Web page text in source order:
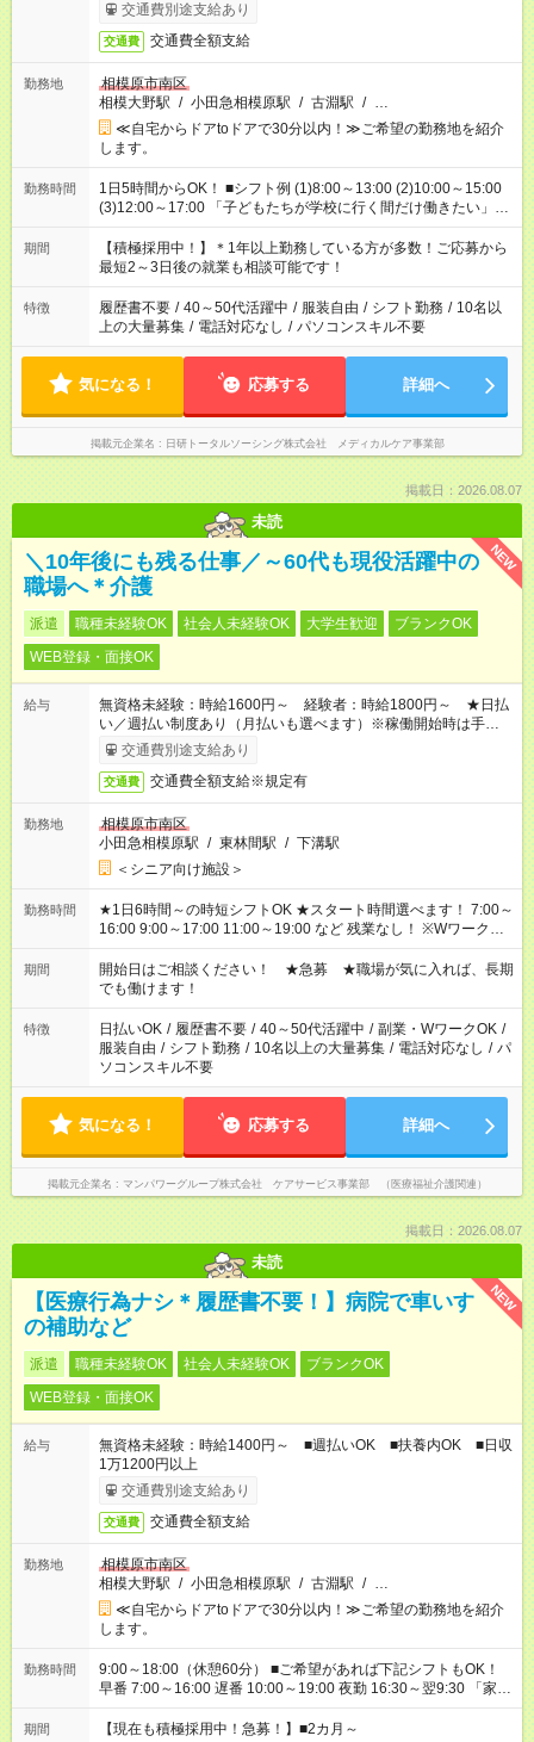
交通費別途支給あり
交通費 交通費全額支給
勤務地
相模原市南区
相模大野駅 / 小田急相模原駅 / 古淵駅 / …
≪自宅からドアtoドアで30分以内！≫ご希望の勤務地を紹介
します。
勤務時間
1日5時間からOK！ ■シフト例 (1)8:00～13:00 (2)10:00～15:00
(3)12:00～17:00 「子どもたちが学校に行く間だけ働きたい」
「余裕を持って夕飯の準備がしたい」 「午前中は働いて、午後
はプライベートの時間にしたい」 など、ご希望を教えてくださ
いね。 ※Wワーク希望の方へ 今ご覧のお仕事で希望する勤務時
間と、もう1つのお仕事の勤務時間。 合計で週40時間を超える
場合は応募できません。
期間
【積極採用中！】＊1年以上勤務している方が多数！ご応募から
最短2～3日後の就業も相談可能です！
特徴 履歴書不要 / 40～50代活躍中 / 服装自由 / シフト勤務 / 10名以
上の大量募集 / 電話対応なし / パソコンスキル不要
気になる！ 応募する 詳細へ
掲載元企業名 日研トータルソーシング株式会社 メディカルケア事業部
掲載日：2026.08.07
未読
NEW
＼10年後にも残る仕事／～60代も現役活躍中の
職場へ＊介護
派遣 職種未経験OK 社会人未経験OK 大学生歓迎
ブランクOK
WEB登録・面接OK
給与
無資格未経験：時給1600円～ 経験者：時給1800円～ ★日払
い／週払い制度あり（月払いも選べます）※稼働開始時は手続き
完了次第のお支払いとなります。
交通費別途支給あり
交通費 交通費全額支給※規定有
勤務地
相模原市南区
小田急相模原駅 / 東林間駅 / 下溝駅
＜シニア向け施設＞
勤務時間
★1日6時間～の時短シフトOK ★スタート時間選べます！ 7:00～
16:00 9:00～17:00 11:00～19:00 など 残業なし！ ※Wワークの
場合、他のお仕事と合わせ週40時間超の就業はご案内できませ
ん ※法令に基づき、週20時間以上勤務は社会保険への加入対象
となります ※労働者派遣法（日雇い派遣の原則禁止）により、
短時間・短期間の就業はご案内が難しい場合があります
期間
開始日はご相談ください！ ★急募 ★職場が気に入れば、長期
でも働けます！
特徴 日払いOK / 履歴書不要 / 40～50代活躍中 / 副業・WワークOK /
服装自由 / シフト勤務 / 10名以上の大量募集 / 電話対応なし / パ
ソコンスキル不要
気になる！ 応募する 詳細へ
掲載元企業名 マンパワーグループ株式会社 ケアサービス事業部 （医療福祉介護関連）
掲載日：2026.08.07
未読
NEW
【医療行為ナシ＊履歴書不要！】病院で車いす
の補助など
派遣 職種未経験OK 社会人未経験OK
ブランクOK
WEB登録・面接OK
給与
無資格未経験：時給1400円～ ■週払いOK ■扶養内OK ■日収
1万1200円以上
交通費別途支給あり
交通費 交通費全額支給
勤務地
相模原市南区
相模大野駅 / 小田急相模原駅 / 古淵駅 / …
≪自宅からドアtoドアで30分以内！≫ご希望の勤務地を紹介
します。
勤務時間
9:00～18:00（休憩60分） ■ご希望があれば下記シフトもOK！
早番 7:00～16:00 遅番 10:00～19:00 夜勤 16:30～翌9:30 「家族
と休みを合わせたい」 「余裕を持って夕飯の準備がしたい」
「できれば残業はしたくない」 など、ご希望を教えてください
期間 【現在も積極採用中！急募！】■2カ月～